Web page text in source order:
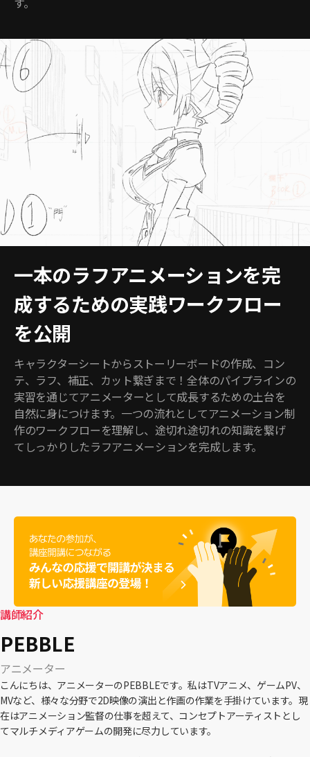
一本のラフアニメーションを完
成するための実践ワークフロー
を公開
キャラクターシートからストーリーボードの作成、コン
テ、ラフ、補正、カット繋ぎまで！全体のパイプラインの
実習を通じてアニメーターとして成長するための土台を
自然に身につけます。一つの流れとしてアニメーション制
作のワークフローを理解し、途切れ途切れの知識を繋げ
てしっかりしたラフアニメーションを完成します。
講師紹介
PEBBLE
アニメーター
こんにちは、アニメーターのPEBBLEです。私はTVアニメ、ゲームPV、
MVなど、様々な分野で2D映像の演出と作画の作業を手掛けています。現
在はアニメーション監督の仕事を超えて、コンセプトアーティストとし
てマルチメディアゲームの開発に尽力しています。